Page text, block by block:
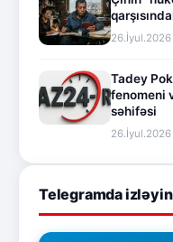
26.İyul.2026
Tadey
fenomeni
səhifəsi
26.İyul.2026
Telegramda izləyin